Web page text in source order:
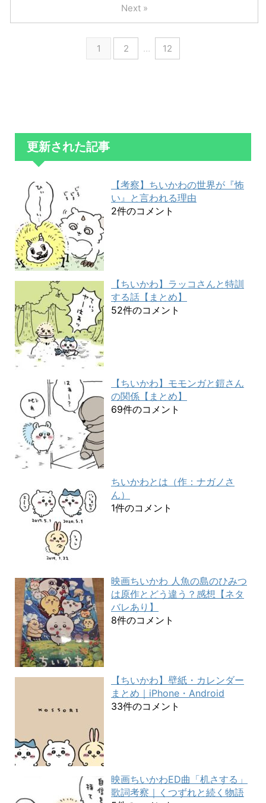
1 2 … 12
Next »
更新された記事
【考察】ちいかわの世界が『怖
い』と言われる理由
2件のコメント
【ちいかわ】ラッコさんと特訓
する話【まとめ】
52件のコメント
【ちいかわ】モモンガと鎧さん
の関係【まとめ】
69件のコメント
ちいかわとは（作：ナガノさ
ん）
1件のコメント
映画ちいかわ 人魚の島のひみつ
は原作とどう違う？感想【ネタ
バレあり】
8件のコメント
【ちいかわ】壁紙・カレンダー
まとめ｜iPhone・Android
33件のコメント
映画ちいかわED曲「机さする」
歌詞考察｜くつずれと続く物語